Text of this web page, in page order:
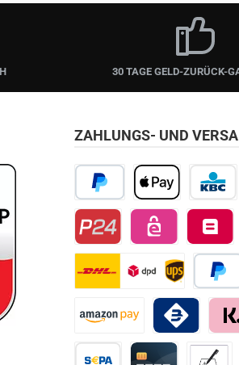
30 TAGE GELD-ZURÜCK-
ZAHLUNGS- UND
PayPal Apple PayKBC/
Przelewy24 Belfius
Später
Amazon Pay Bancomat Pay